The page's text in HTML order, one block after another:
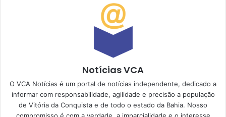
Notícias VCA
O VCA Notícias é um portal de notícias independente, dedicado a
informar com responsabilidade, agilidade e precisão a população
de Vitória da Conquista e de todo o estado da Bahia. Nosso